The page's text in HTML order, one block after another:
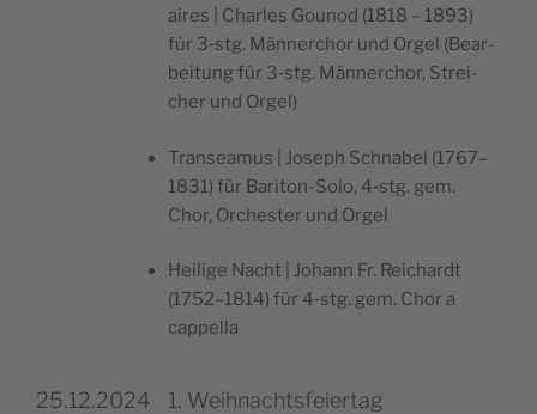
aires | Charles Goun­od (1818 – 1893)
für 3‑stg. Män­ner­chor und Orgel (Bear­
bei­tung für 3‑stg. Män­ner­chor, Strei­
cher und Orgel)
Tran­sea­mus | Joseph Schna­bel (1767–
1831) für Bari­ton-Solo, 4‑stg. gem.
Chor, Orches­ter und Orgel
Hei­li­ge Nacht | Johann Fr. Rei­chardt
(1752–1814) für 4‑stg. gem. Chor a
cappella
25.12.2024 1. Weihnachtsfeiertag